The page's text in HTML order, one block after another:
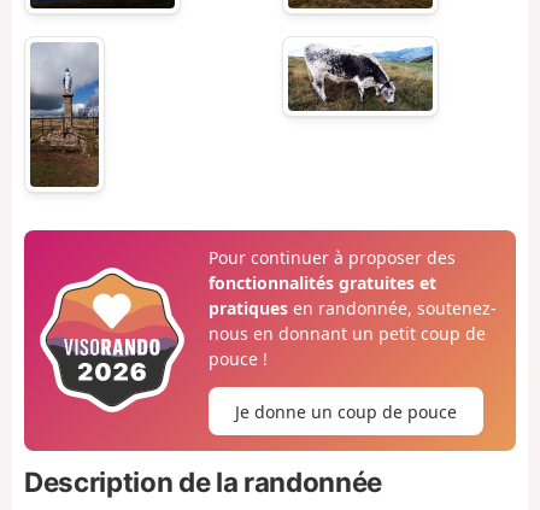
Pour continuer à proposer des
fonctionnalités gratuites et
pratiquesen randonnée, soutenez-
nous en donnant un petit coup de
pouce !
Je donne un coup de pouce
Description de la randonnée